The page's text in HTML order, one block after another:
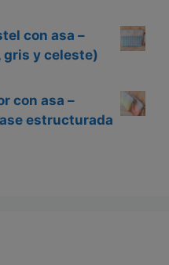
con asa –
gris y celeste)
con asa –
estructurada